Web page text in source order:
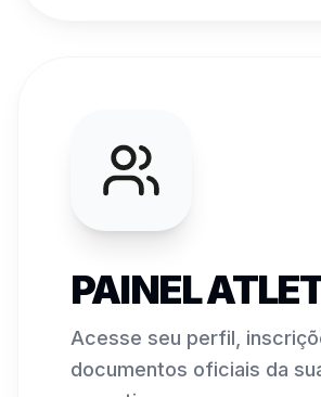
PAINEL
Acesse seu perfil,
documentos oficiais da